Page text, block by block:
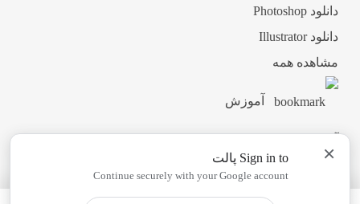
دانلود Photoshop
دانلود Illustrator
مشاهده همه
آموزش
آموزش دانلود
× Sign in to پالت
Continue securely with your Google account